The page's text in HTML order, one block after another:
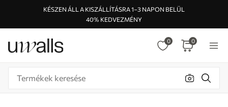
KÉSZEN ÁLL A KISZÁLLÍTÁSRA 1–3 NAPON BELÜL
40% KEDVEZMÉNY
0 0